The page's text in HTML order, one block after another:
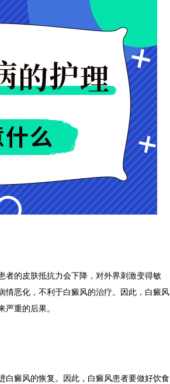
的皮肤抵抗力会下降，对外界刺激变得敏
情恶化，不利于白癜风的治疗。因此，白癜风
重的后果。
癜风的恢复。因此，白癜风患者要做好饮食